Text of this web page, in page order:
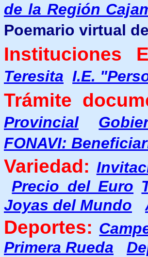
de la Región
Poemario virtual
Instituciones
Teresita I.E.
Trámite
Provincial
FONAVI:
Variedad:
Precio del Euro
Joyas del Mundo
Deportes:
Primera Rueda